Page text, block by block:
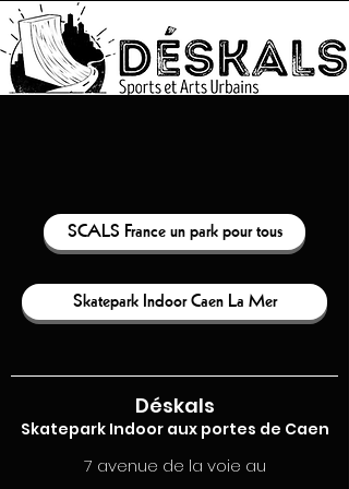
SCALS France un park pour tous
Skatepark Indoor Caen La Mer
Déskals
Skatepark Indoor aux portes de Caen
7 avenue de la voie au